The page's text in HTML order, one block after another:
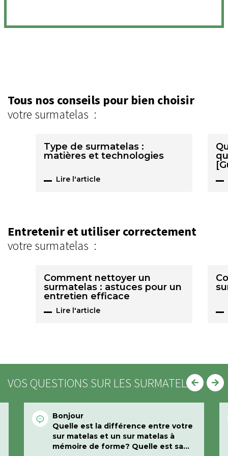
Tous nos conseils pour bien choisir
votre surmatelas :
Type de surmatelas :
matières et technologies
Lire l'article
Entretenir et utiliser correctement
votre surmatelas :
Comment nettoyer un
surmatelas : astuces pour un
entretien efficace
Lire l'article
VOS QUESTIONS SUR LES SURMATELAS
Bonjour
Quelle est la différence entre votre
sur matelas et un sur matelas à
mémoire de forme? Quelle est sa